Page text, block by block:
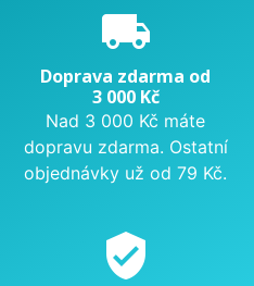
local_shipping
Doprava zdarma od
3 000 Kč
Nad 3 000 Kč máte
dopravu zdarma. Ostatní
objednávky už od 79 Kč.
verified_user